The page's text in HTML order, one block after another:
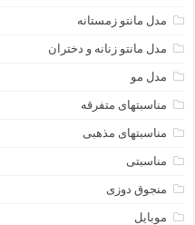
مدل مانتو زمستانه
مدل مانتو زنانه و دختران
مدل مو
مناسبتهای متفرقه
مناسبتهای مذهبی
مناسبتی
منجوق دوزی
موبایل